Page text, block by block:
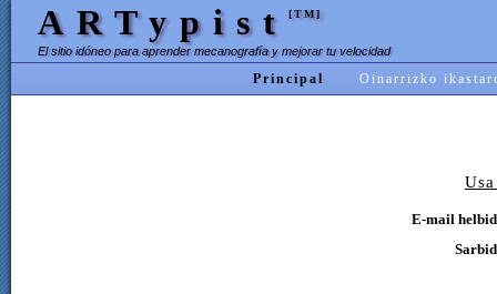
ARTypist [TM]
El sitio idóneo para aprender mecanografía y mejorar tu velocidad
Principal Oinarrizko
E-mail